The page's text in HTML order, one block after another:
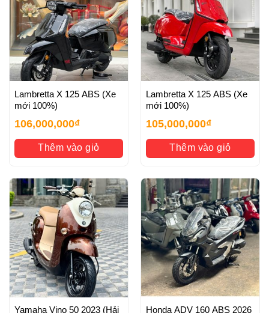
Lambretta X 125 ABS (Xe
mới 100%)
106,000,000₫
Thêm vào giỏ
Lambretta X 125 ABS (Xe
mới 100%)
105,000,000₫
Thêm vào giỏ
Yamaha Vino 50 2023 (Hải
Honda ADV 160 ABS 2026